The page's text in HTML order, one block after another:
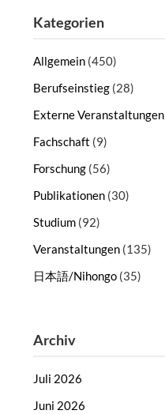
Kategorien
Allgemein (450)
Berufseinstieg (28)
Externe Veranstaltungen
Fachschaft (9)
Forschung (56)
Publikationen (30)
Studium (92)
Veranstaltungen (135)
日本語/Nihongo (35)
Archiv
Juli 2026
Juni 2026